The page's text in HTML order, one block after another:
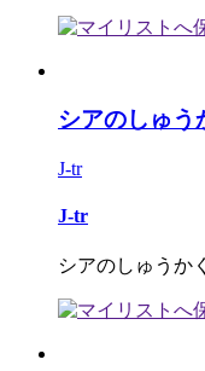
シアのしゅう
J-tr
J-tr
シアのしゅうか